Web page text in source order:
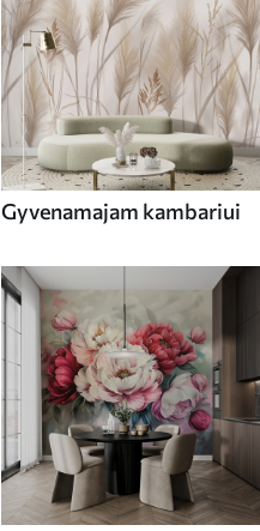
Gyvenamajam kambariui